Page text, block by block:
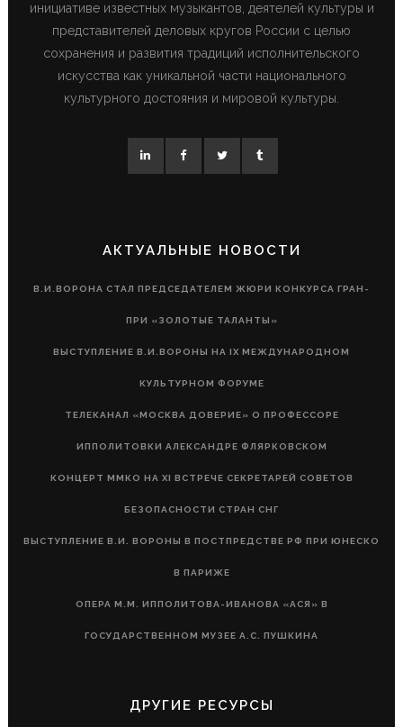
инициативе известных музыкантов, деятелей культуры и
представителей деловых кругов России с целью
сохранения и развития традиций исполнительского
искусства как уникальной части национального
культурного достояния и мировой культуры.
АКТУАЛЬНЫЕ НОВОСТИ
В.И.ВОРОНА СТАЛ ПРЕДСЕДАТЕЛЕМ ЖЮРИ КОНКУРСА ГРАН-
ПРИ «ЗОЛОТЫЕ ТАЛАНТЫ»
ВЫСТУПЛЕНИЕ В.И.ВОРОНЫ НА IX МЕЖДУНАРОДНОМ
КУЛЬТУРНОМ ФОРУМЕ
ТЕЛЕКАНАЛ «МОСКВА ДОВЕРИЕ» О ПРОФЕССОРЕ
ИППОЛИТОВКИ АЛЕКСАНДРЕ ФЛЯРКОВСКОМ
КОНЦЕРТ ММКО НА XI ВСТРЕЧЕ СЕКРЕТАРЕЙ СОВЕТОВ
БЕЗОПАСНОСТИ СТРАН СНГ
ВЫСТУПЛЕНИЕ В.И. ВОРОНЫ В ПОСТПРЕДСТВЕ РФ ПРИ ЮНЕСКО
В ПАРИЖЕ
ОПЕРА М.М. ИППОЛИТОВА-ИВАНОВА «АСЯ» В
ГОСУДАРСТВЕННОМ МУЗЕЕ А.С. ПУШКИНА
ДРУГИЕ РЕСУРСЫ